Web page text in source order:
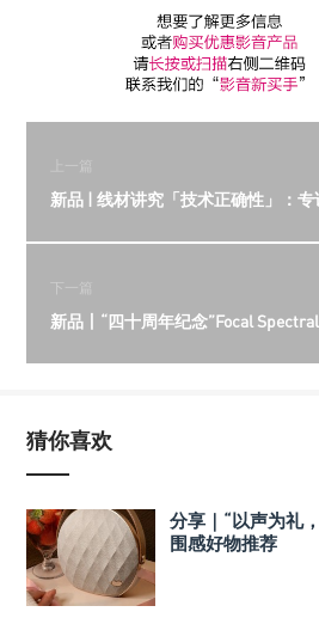
上一篇
新品 | 线材讲究「技术正确性」：
下一篇
新品丨“四十周年纪念”Focal
猜你喜欢
分享｜“以声为礼
围感好物推荐